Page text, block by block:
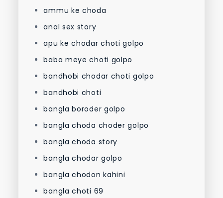
ammu ke choda
anal sex story
apu ke chodar choti golpo
baba meye choti golpo
bandhobi chodar choti golpo
bandhobi choti
bangla boroder golpo
bangla choda choder golpo
bangla choda story
bangla chodar golpo
bangla chodon kahini
bangla choti 69